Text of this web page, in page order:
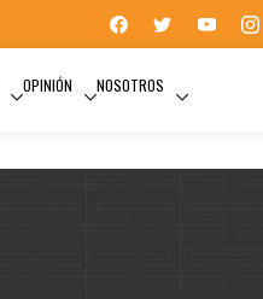
OPINIÓN NOSOTROS